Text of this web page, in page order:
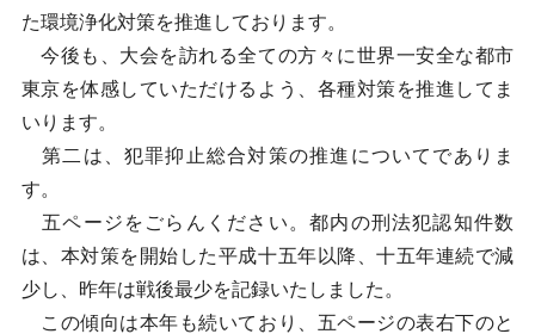
た環境浄化対策を推進しております。
今後も、大会を訪れる全ての方々に世界一安全な都市
東京を体感していただけるよう、各種対策を推進してま
いります。
第二は、犯罪抑止総合対策の推進についてでありま
す。
五ページをごらんください。都内の刑法犯認知件数
は、本対策を開始した平成十五年以降、十五年連続で減
少し、昨年は戦後最少を記録いたしました。
この傾向は本年も続いており、五ページの表右下のと